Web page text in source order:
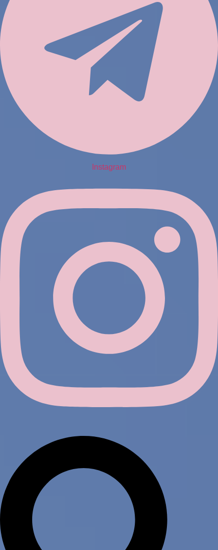
Instagram